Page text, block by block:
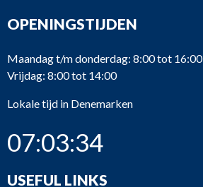
OPENINGSTIJDEN
Maandag t/m donderdag: 8:00 tot 16:00
Vrijdag: 8:00 tot 14:00
Lokale tijd in Denemarken
07:03:34
USEFUL LINKS